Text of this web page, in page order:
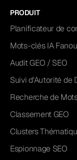
PRODUIT
Planificateur de
Mots-clés IA
Audit GEO / SEO
Suivi d'Autorité de
Recherche de
Classement GEO
Clusters
Espionnage SEO